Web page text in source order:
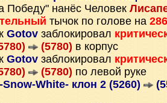
Победу" нанёс Человек
тычок по голове на
Gotov заблокировал
(5780) в корпус
Gotov заблокировал
(5780) по левой руке
-Snow-White- клон 2 (5260)